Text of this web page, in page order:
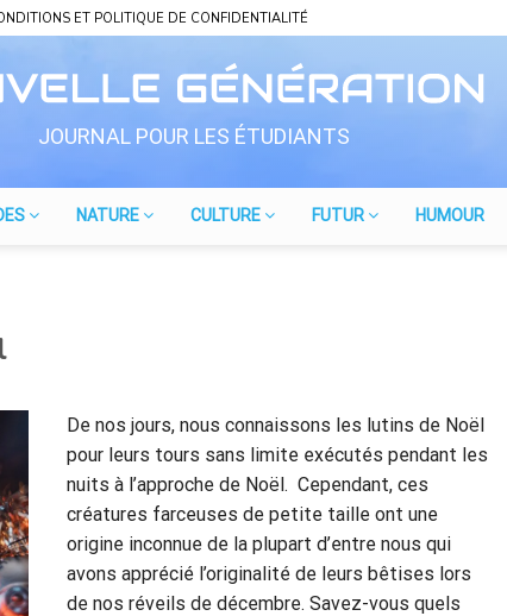
ET POLITIQUE DE CONFIDENTIALITÉ
JOURNAL POUR LES ÉTUDIANTS
NATURE CULTURE FUTUR HUMOUR
De nos jours, nous connaissons les lutins de Noël
pour leurs tours sans limite exécutés pendant les
nuits à l’approche de Noël. Cependant, ces
créatures farceuses de petite taille ont une
origine inconnue de la plupart d’entre nous qui
avons apprécié l’originalité de leurs bêtises lors
de nos réveils de décembre. Savez-vous quels